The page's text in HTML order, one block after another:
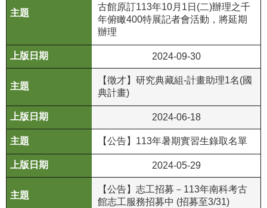
權
政
策
資
訊
安
全
告
為
民
古館原訂113年10月1日(二)辦理之千
年俯瞰400特展記者會活動，將延期
辦理
2024-09-30
【徵才】研究典藏組-計畫助理1名(國
典計畫)
2024-06-18
【公告】113年暑期實習生錄取名單
2024-05-29
【公告】志工招募－113年南科考古
館志工服務招募中 (招募至3/31)